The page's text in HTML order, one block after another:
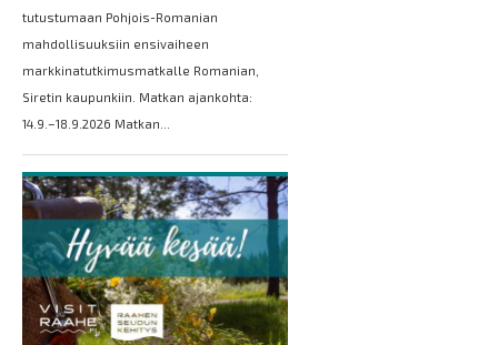
tutustumaan Pohjois-Romanian
mahdollisuuksiin ensivaiheen
markkinatutkimusmatkalle Romanian,
Siretin kaupunkiin. Matkan ajankohta:
14.9.–18.9.2026 Matkan...